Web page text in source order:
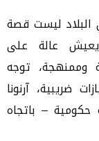
البلاد ليست قصة
عالة على
وممنهجة، توجه
ضريبية، آرنونا
حكومية – باتجاه